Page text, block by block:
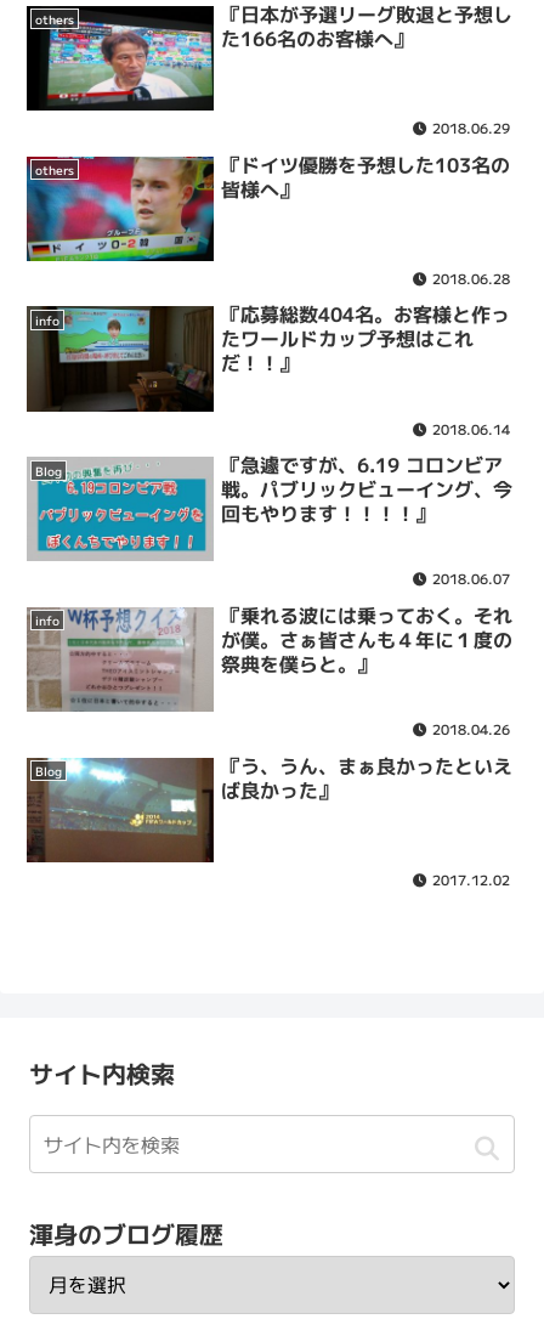
others
『日本が予選リーグ敗退と予想し
た166名のお客様へ』
2018.06.29
others
『ドイツ優勝を予想した103名の
皆様へ』
2018.06.28
info
『応募総数404名。お客様と作っ
たワールドカップ予想はこれ
だ！！』
2018.06.14
Blog
『急遽ですが、6.19 コロンビア
戦。パブリックビューイング、今
回もやります！！！！』
2018.06.07
info
『乗れる波には乗っておく。それ
が僕。さぁ皆さんも４年に１度の
祭典を僕らと。』
2018.04.26
Blog
『う、うん、まぁ良かったといえ
ば良かった』
2017.12.02
サイト内検索
渾身のブログ履歴